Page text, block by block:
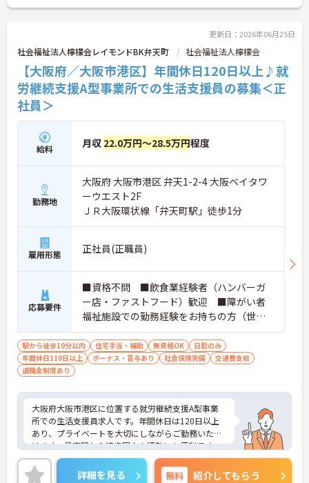
更新日：2026年06月25日
社会福祉法人檸檬会レイモンドBK弁天町 社会福祉法人檸檬会
【大阪府／大阪市港区】年間休日120日以上♪就
労継続支援A型事業所での生活支援員の募集＜正
社員＞
給料 月収 22.0万円～28.5万円程度
勤務地
大阪府 大阪市港区 弁天1-2-4 大阪ベイタワ
ーウエスト2F
ＪＲ大阪環状線「弁天町駅」徒歩1分
雇用形態 正社員(正職員)
応募要件
■資格不問 ■飲食業経験者（ハンバーガ
ー店・ファストフード）歓迎 ■障がい者
福祉施設での勤務経験をお持ちの方（世話
人、生活支援員、職業指導員など）歓迎
■社会福祉士などの資格をお持ちの方は優
遇
駅から徒歩10分以内 住宅手当・補助 無資格OK
日勤のみ
年間休日110日以上
ボーナス・賞与あり 社会保険完備
交通費支給
退職金制度あり
大阪府大阪市港区に位置する就労継続支援A型事業
所での生活支援員求人です。年間休日は120日以上
あり、プライベートを大切にしながらご勤務いただ
けます。最寄駅から徒歩圏内！通勤にも便利です。
ご興味のある方には、面接対策ポイント等、さらに
詳細をお話ししますのでお気軽にご相談ください！
詳細を見る 無料 紹介してもらう